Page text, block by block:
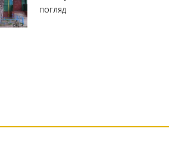
ПОГЛЯД